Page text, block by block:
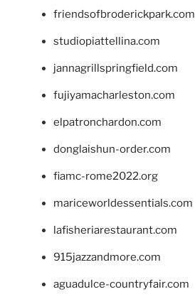
friendsofbroderickpark.com
studiopiattellina.com
jannagrillspringfield.com
fujiyamacharleston.com
elpatronchardon.com
donglaishun-order.com
fiamc-rome2022.org
mariceworldessentials.com
lafisheriarestaurant.com
915jazzandmore.com
aguadulce-countryfair.com